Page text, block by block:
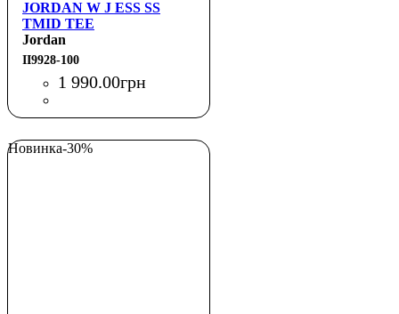
JORDAN W J ESS SS
TMID TEE
Jordan
II9928-100
1 990.00грн
Новинка-30%